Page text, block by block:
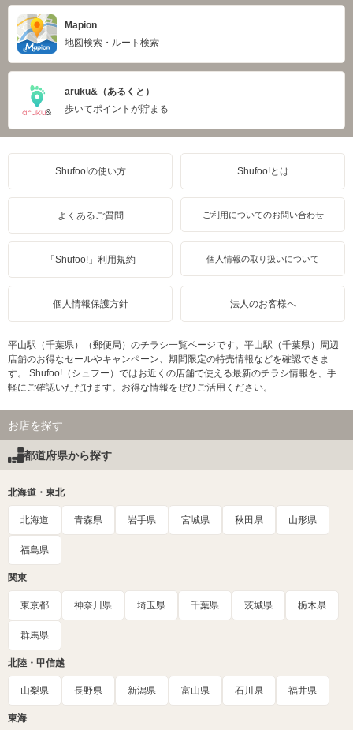
Mapion
地図検索・ルート検索
aruku&（あるくと）
歩いてポイントが貯まる
Shufoo!の使い方 Shufoo!とは
よくあるご質問 ご利用についてのお問い合わせ
「Shufoo!」利用規約 個人情報の取り扱いについて
個人情報保護方針 法人のお客様へ
平山駅（千葉県）（郵便局）のチラシ一覧ページです。平山駅（千葉県）周辺
店舗のお得なセールやキャンペーン、期間限定の特売情報などを確認できま
す。 Shufoo!（シュフー）ではお近くの店舗で使える最新のチラシ情報を、手
軽にご確認いただけます。お得な情報をぜひご活用ください。
お店を探す
都道府県から探す
北海道・東北
北海道 青森県 岩手県 宮城県 秋田県 山形県
福島県
関東
東京都 神奈川県 埼玉県 千葉県 茨城県 栃木県
群馬県
北陸・甲信越
山梨県 長野県 新潟県 富山県 石川県 福井県
東海